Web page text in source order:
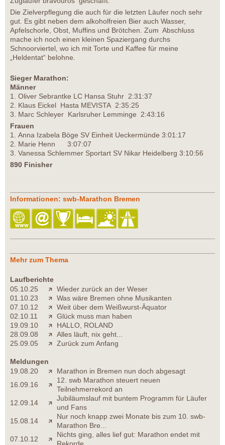
Die Zielverpflegung die auch für die letzten Läufer noch sehr
gut. Es gibt neben dem alkoholfreien Bier auch Wasser,
Apfelschorle, Obst, Muffins und Brötchen. Zum Abschluss
mache ich noch einen kleinen Spaziergang durchs
Schnoorviertel, wo ich mit Torte und Kaffee für meine
„Heldentat“ belohne.
Sieger Marathon:
Männer
1. Oliver Sebrantke LC Hansa Stuhr 2:31:37
2. Klaus Eickel Hasta MEVISTA 2:35:25
3. Marc Schleyer Karlsruher Lemminge 2:43:16
Frauen
1. Anna Izabela Böge SV Einheit Ueckermünde 3:01:17
2. Marie Henn 3:07:07
3. Vanessa Schlemmer Sportart SV Nikar Heidelberg 3:10:56
890 Finisher
Informationen: swb-Marathon Bremen
Mehr zum Thema
Laufberichte
05.10.25
Wieder zurück an der Weser
01.10.23
Was wäre Bremen ohne Musikanten
07.10.12
Weit über dem Weißwurst-Äquator
02.10.11
Glück muss man haben
19.09.10
HALLO, ROLAND
28.09.08
Alles läuft, nix geht...
25.09.05
Zurück zum Anfang
Meldungen
19.08.20
Marathon in Bremen nun doch abgesagt
16.09.16
12. swb Marathon steuert neuen
Teilnehmerrekord an
12.09.14
Jubiläumslauf mit buntem Programm für Läufer
und Fans
15.08.14
Nur noch knapp zwei Monate bis zum 10. swb-
Marathon Bre...
07.10.12
Nichts ging, alles lief gut: Marathon endet mit
Rekorde...